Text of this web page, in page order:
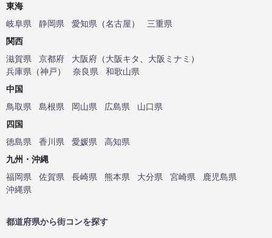
東海
岐阜県
静岡県 愛知県 （名古屋）
三重県
関西
滋賀県
京都府 大阪府 （大阪キタ 大阪ミナミ ）
兵庫県 （神戸） 奈良県
和歌山県
中国
鳥取県
島根県 岡山県 広島県
山口県
四国
徳島県
香川県 愛媛県
高知県
九州・沖縄
福岡県
佐賀県 長崎県 熊本県 大分県 宮崎県
鹿児島県
沖縄県
都道府県から街コンを探す